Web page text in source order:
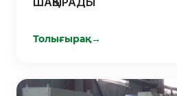
Толығырақ→